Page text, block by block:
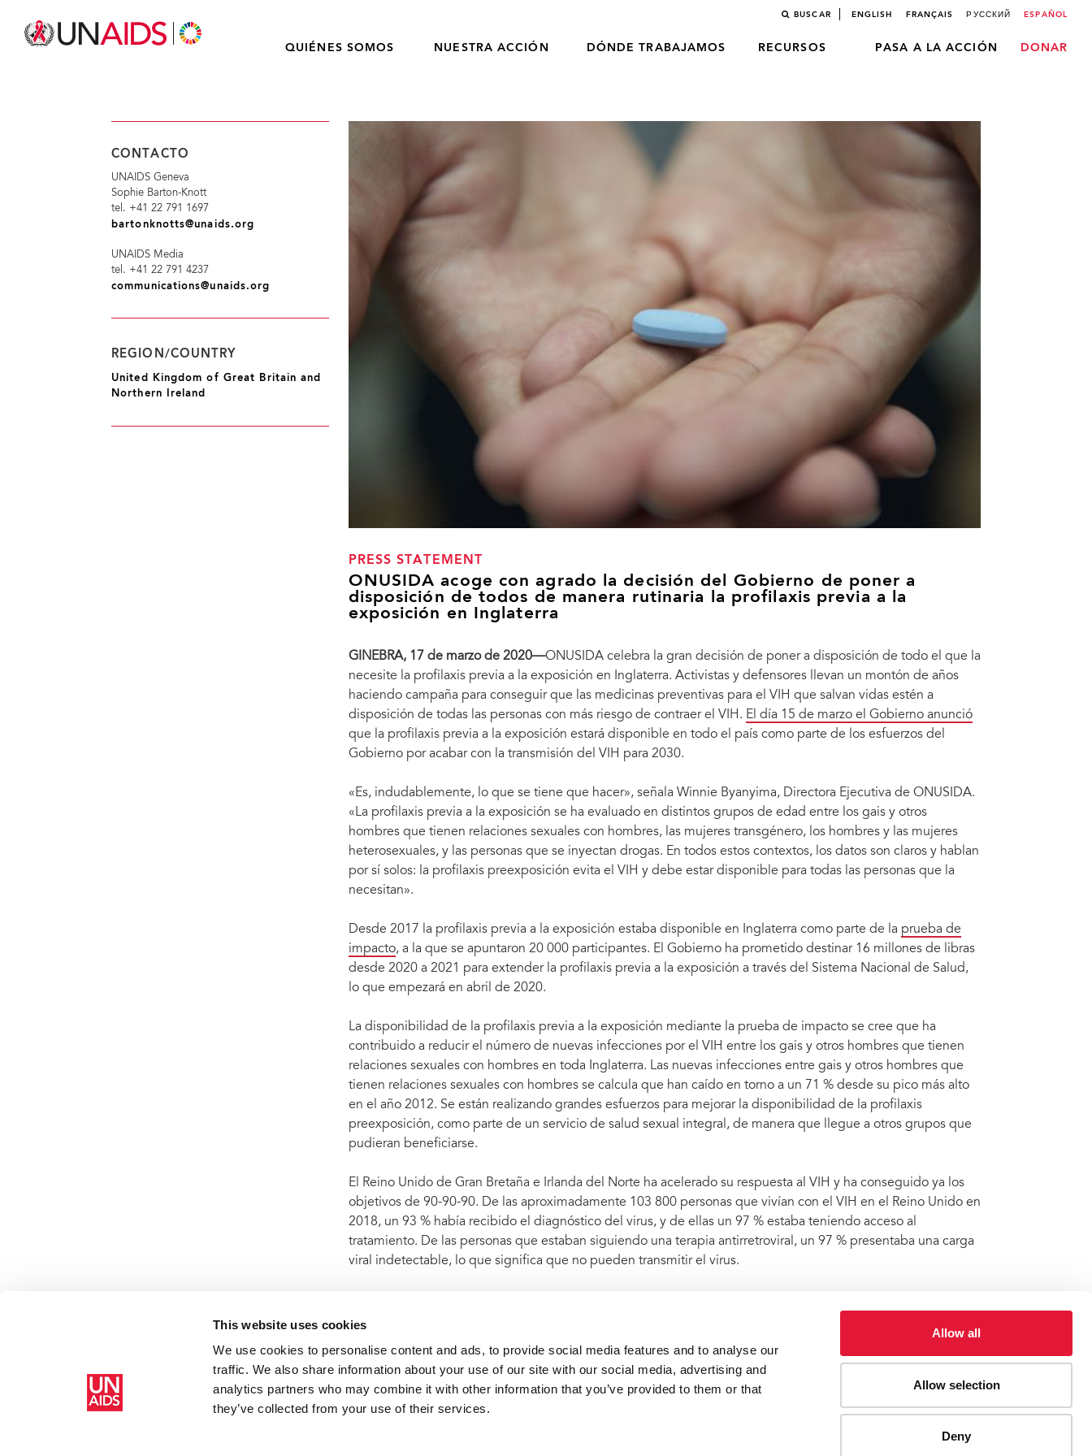
This website uses cookies
We use cookies to personalise content and ads, to provide social media features and to analyse our
traffic. We also share information about your use of our site with our social media, advertising and
analytics partners who may combine it with other information that you’ve provided to them or that
they’ve collected from your use of their services.
Allow all
Allow selection
Deny
BUSCAR ENGLISH FRANÇAIS РУССКИЙ ESPAÑOL
QUIÉNES SOMOS NUESTRA ACCIÓN DÓNDE TRABAJAMOS RECURSOS PASA A LA ACCIÓN DONAR
PRESS STATEMENT
ONUSIDA acoge con agrado la decisión del Gobierno de poner a
disposición de todos de manera rutinaria la profilaxis previa a la
exposición en Inglaterra
GINEBRA, 17 de marzo de 2020—ONUSIDA celebra la gran decisión de poner a disposición de todo el que la
necesite la profilaxis previa a la exposición en Inglaterra. Activistas y defensores llevan un montón de años
haciendo campaña para conseguir que las medicinas preventivas para el VIH que salvan vidas estén a
disposición de todas las personas con más riesgo de contraer el VIH. El día 15 de marzo el Gobierno anunció
que la profilaxis previa a la exposición estará disponible en todo el país como parte de los esfuerzos del
Gobierno por acabar con la transmisión del VIH para 2030.
«Es, indudablemente, lo que se tiene que hacer», señala Winnie Byanyima, Directora Ejecutiva de ONUSIDA.
«La profilaxis previa a la exposición se ha evaluado en distintos grupos de edad entre los gais y otros
hombres que tienen relaciones sexuales con hombres, las mujeres transgénero, los hombres y las mujeres
heterosexuales, y las personas que se inyectan drogas. En todos estos contextos, los datos son claros y hablan
por sí solos: la profilaxis preexposición evita el VIH y debe estar disponible para todas las personas que la
necesitan».
Desde 2017 la profilaxis previa a la exposición estaba disponible en Inglaterra como parte de la prueba de
impacto, a la que se apuntaron 20 000 participantes. El Gobierno ha prometido destinar 16 millones de libras
desde 2020 a 2021 para extender la profilaxis previa a la exposición a través del Sistema Nacional de Salud,
lo que empezará en abril de 2020.
La disponibilidad de la profilaxis previa a la exposición mediante la prueba de impacto se cree que ha
contribuido a reducir el número de nuevas infecciones por el VIH entre los gais y otros hombres que tienen
relaciones sexuales con hombres en toda Inglaterra. Las nuevas infecciones entre gais y otros hombres que
tienen relaciones sexuales con hombres se calcula que han caído en torno a un 71 % desde su pico más alto
en el año 2012. Se están realizando grandes esfuerzos para mejorar la disponibilidad de la profilaxis
preexposición, como parte de un servicio de salud sexual integral, de manera que llegue a otros grupos que
pudieran beneficiarse.
El Reino Unido de Gran Bretaña e Irlanda del Norte ha acelerado su respuesta al VIH y ha conseguido ya los
objetivos de 90-90-90. De las aproximadamente 103 800 personas que vivían con el VIH en el Reino Unido en
2018, un 93 % había recibido el diagnóstico del virus, y de ellas un 97 % estaba teniendo acceso al
tratamiento. De las personas que estaban siguiendo una terapia antirretroviral, un 97 % presentaba una carga
viral indetectable, lo que significa que no pueden transmitir el virus.
acabar con el sida en 2030.
CONTACTO
UNAIDS Geneva
Sophie Barton-Knott
tel. +41 22 791 1697
bartonknotts@unaids.org
UNAIDS Media
tel. +41 22 791 4237
communications@unaids.org
REGION/COUNTRY
United Kingdom of Great Britain and
Northern Ireland
Recursos Press release and statement archive
ONUSIDA acoge con agrado la decisión del Gobierno de poner a disposición de todos de manera rutinaria la profilaxis
previa a la exposición en Inglaterra